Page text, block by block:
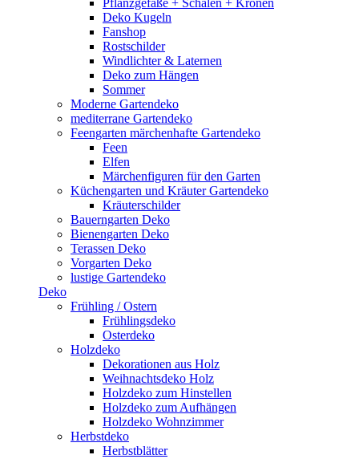
Pflanzgefäße + Schalen + Kronen
Deko Kugeln
Fanshop
Rostschilder
Windlichter & Laternen
Deko zum Hängen
Sommer
Moderne Gartendeko
mediterrane Gartendeko
Feengarten märchenhafte Gartendeko
Feen
Elfen
Märchenfiguren für den Garten
Küchengarten und Kräuter Gartendeko
Kräuterschilder
Bauerngarten Deko
Bienengarten Deko
Terassen Deko
Vorgarten Deko
lustige Gartendeko
Deko
Frühling / Ostern
Frühlingsdeko
Osterdeko
Holzdeko
Dekorationen aus Holz
Weihnachtsdeko Holz
Holzdeko zum Hinstellen
Holzdeko zum Aufhängen
Holzdeko Wohnzimmer
Herbstdeko
Herbstblätter